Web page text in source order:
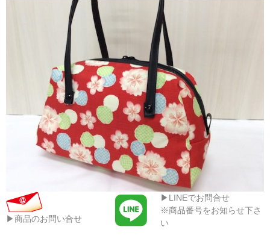
▶商品のお問い合せ
▶LINEでお問合せ
※商品番号をお知らせ下さ
い